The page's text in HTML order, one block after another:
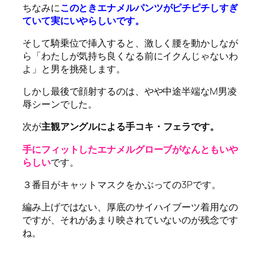
ちなみにこのときエナメルパンツがピチピチしすぎ
ていて実にいやらしいです。
そして騎乗位で挿入すると、激しく腰を動かしなが
ら「わたしが気持ち良くなる前にイクんじゃないわ
よ」と男を挑発します。
しかし最後で顔射するのは、やや中途半端なM男凌
辱シーンでした。
次が主観アングルによる手コキ・フェラです。
手にフィットしたエナメルグローブがなんともいや
らしいです。
３番目がキャットマスクをかぶっての3Pです。
編み上げではない、厚底のサイハイブーツ着用なの
ですが、それがあまり映されていないのが残念です
ね。